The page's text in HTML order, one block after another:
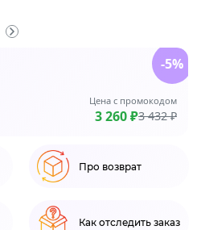
Цена с промокодом
3 260 ₽3 432 ₽
-5%
Про возврат
Как отследить заказ